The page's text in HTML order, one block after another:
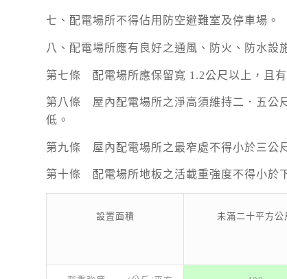
七、配電場所不得佔用防空避難室及停車場。
八、配電場所應有良好之通風、防火、防水設
第七條 配電場所應保留寬 1.2公尺以上，且
第八條 屋內配電場所之淨高須維持二．五公
低。
第九條 屋內配電場所之最窄處不得小於三公
第十條 配電場所地板之活載重強度不得小於
設置面積 未滿二十平方公